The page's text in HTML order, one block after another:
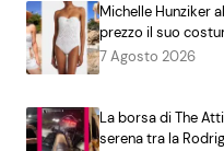
Michelle Hunziker
prezzo il suo
7 Agosto 2026
La borsa di The
serena tra la